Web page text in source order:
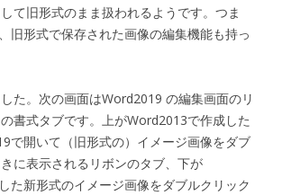
て旧形式のまま扱われるようです。つま
旧形式で保存された画像の編集機能も持っ
た。次の画面はWord2019 の編集画面のリ
書式タブです。上がWord2013で作成した
で開いて（旧形式の）イメージ画像をダブ
に表示されるリボンのタブ、下が
た新形式のイメージ画像をダブルクリック